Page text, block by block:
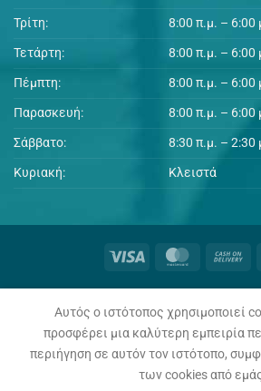
Τρίτη:
8:00 π.μ. – 6:00
Τετάρτη:
8:00 π.μ. – 6:00
Πέμπτη:
8:00 π.μ. – 6:00
Παρασκευή:
8:00 π.μ. – 6:00
Σάββατο:
8:30 π.μ. – 2:30
Κυριακή:
Κλειστά
ΤΡΌΠΟΙ ΠΛΗΡΩΜΉΣ
ΤΡΌΠΟΙ
ΕΠΙΣΤΡΟΦΈΣ ΠΡΟΪΌΝΤΩΝ /
Copyright 2026 © 3Μ
Ιστοσελίδων
Φιλοξενία Ιστοσελίδων
Αυτός ο ιστότοπος χρησιμοποιεί
προσφέρει μια καλύτερη εμπειρία
περιήγηση σε αυτόν τον ιστότοπο,
των cookies από